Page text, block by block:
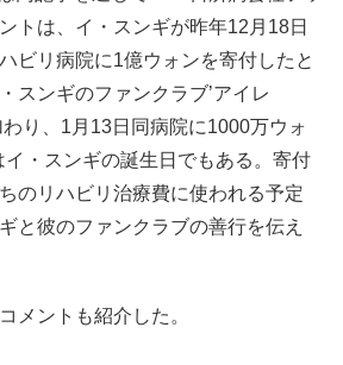
トは、イ・スンギが昨年12月18日
ビリ病院に1億ウォンを寄付したと
スンギのファンクラブ’アイレ
わり、1月13日同病院に1000万ウォ
イ・スンギの誕生日でもある。寄付
のリハビリ治療費に使われる予定
と彼のファンクラブの善行を伝え
メントも紹介した。